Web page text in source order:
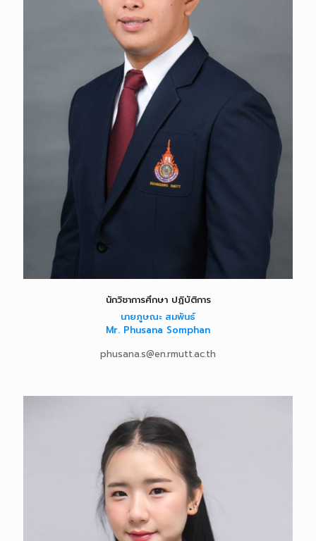
นักวิชาการศึกษา ปฏิบัติการ
นายภูษณะ สมพันธ์
Mr. Phusana Somphan
phusana.s@en.rmutt.ac.th